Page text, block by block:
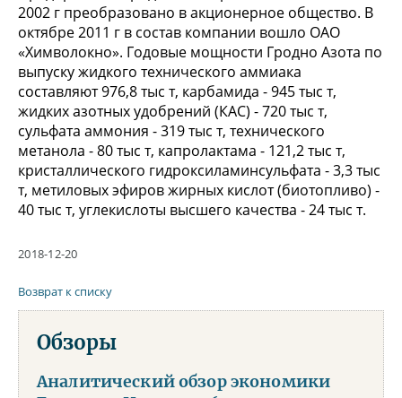
2002 г преобразовано в акционерное общество. В
октябре 2011 г в состав компании вошло ОАО
«Химволокно». Годовые мощности Гродно Азота по
выпуску жидкого технического аммиака
составляют 976,8 тыс т, карбамида - 945 тыс т,
жидких азотных удобрений (КАС) - 720 тыс т,
сульфата аммония - 319 тыс т, технического
метанола - 80 тыс т, капролактама - 121,2 тыс т,
кристаллического гидроксиламинсульфата - 3,3 тыс
т, метиловых эфиров жирных кислот (биотопливо) -
40 тыс т, углекислоты высшего качества - 24 тыс т.
2018-12-20
Возврат к списку
Обзоры
Аналитический обзор экономики